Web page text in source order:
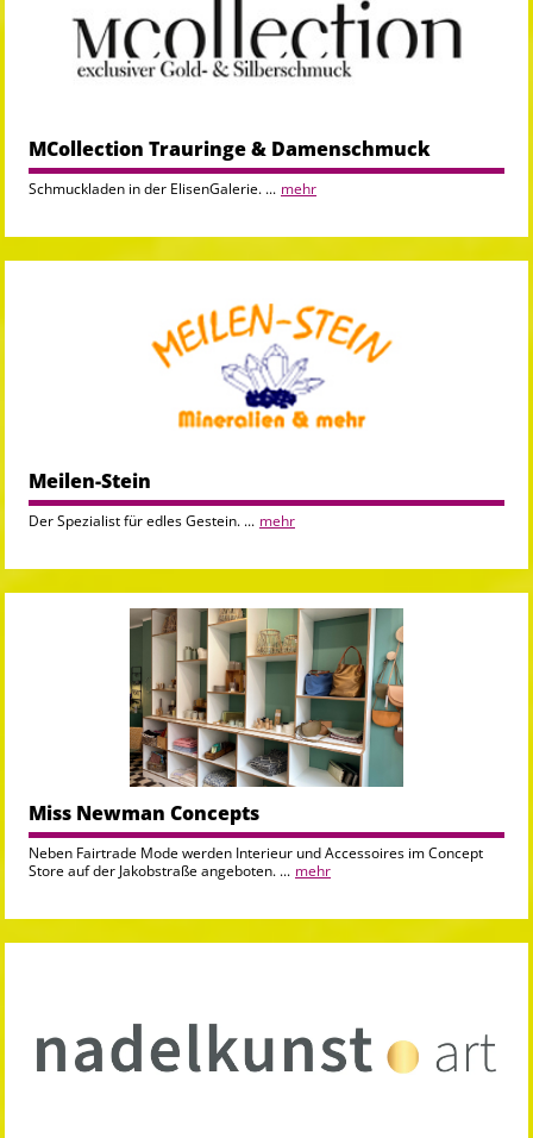
MCollection Trauringe & Damenschmuck
Schmuckladen in der ElisenGalerie. ... mehr
Meilen-Stein
Der Spezialist für edles Gestein. ... mehr
Miss Newman Concepts
Neben Fairtrade Mode werden Interieur und Accessoires im Concept
Store auf der Jakobstraße angeboten. ... mehr